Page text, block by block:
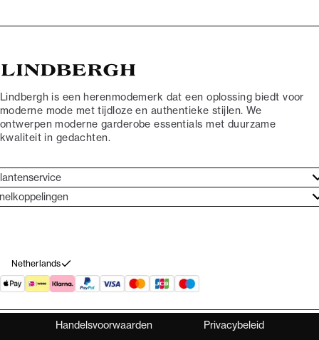
Lindbergh is een herenmodemerk dat een oplossing biedt voor
moderne mode met tijdloze en authentieke stijlen. We
ontwerpen moderne garderobe essentials met duurzame
kwaliteit in gedachten.
herroepen
Lindbergh Ambassadeur
Netherlands
Handelsvoorwaarden Privacybeleid